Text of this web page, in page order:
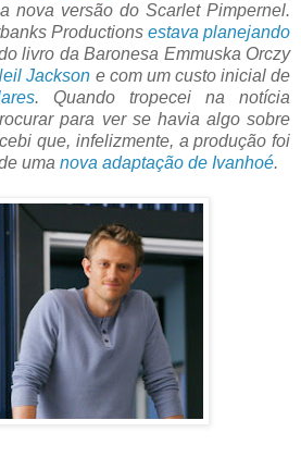
nova versão do Scarlet Pimpernel.
Productions estava planejando
livro da Baronesa Emmuska Orczy
Jackson e com um custo inicial de
. Quando tropecei na notícia
para ver se havia algo sobre
que, infelizmente, a produção foi
uma nova adaptação de Ivanhoé.